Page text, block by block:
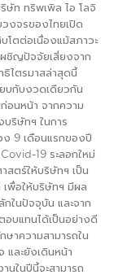
ษัท ทริพเพิล ไอ โลจิ
งจรของไทยเปิด
โตต่อเนื่องแม้สภาวะ
ผชิญปัจจัยเสี่ยงจาก
ไตรมาสล่าสุดนี้
ยบกับงวดเดียวกัน
อนหน้า จากความ
ริษัทฯ ในการ
ง 9 เดือนแรกของปี
19 ระลอกใหม่
สตร์ให้บริษัทฯ เป็น
พื่อให้บริษัทฯ มีผล
ในปัจจุบัน และจาก
อบแทนได้เป็นอย่างดี
ษาความสามารถใน
และยังเดินหน้า
นในปีนี้จะสามารถ